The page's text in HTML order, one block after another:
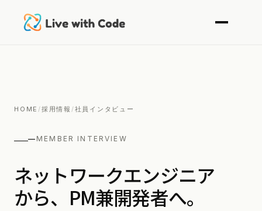
HOME /採用情報 /社員インタビュー
— MEMBER INTERVIEW
ネットワークエンジニア
から、PM兼開発者へ。